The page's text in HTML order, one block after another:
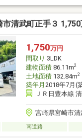
交換済み(約3年前)●外壁
でお気軽にお問い合わせ
市清武町正手３
1,750万円
間取り 3LDK
建物面積86.11m2
土地面積132.84m2
築年月 2018年7月(
ＪＲ日豊本線
宮崎県宮崎市清
南道路